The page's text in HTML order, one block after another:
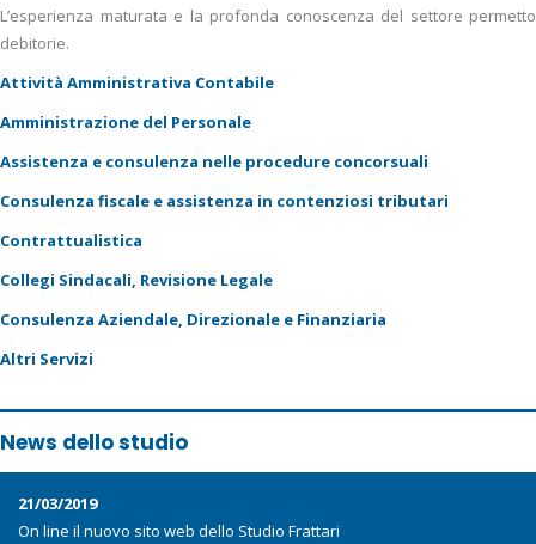
L’esperienza maturata e la profonda conoscenza del settore
debitorie.
Attività Amministrativa Contabile
Amministrazione del Personale
Assistenza e consulenza nelle procedure concorsuali
Consulenza fiscale e assistenza in contenziosi tributari
Contrattualistica
Collegi Sindacali, Revisione Legale
Consulenza Aziendale, Direzionale e Finanziaria
Altri Servizi
News dello studio
21/03/2019
On line il nuovo sito web dello Studio Frattari